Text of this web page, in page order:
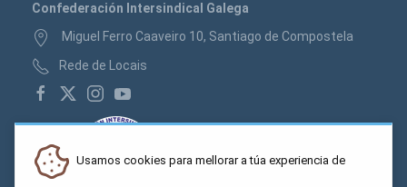
Confederación Intersindical Galega
Miguel Ferro Caaveiro 10, Santiago de Compostela
Rede de Locais
Usamos cookies para mellorar a túa experiencia de